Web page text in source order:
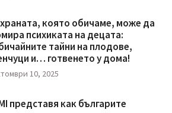
която обичаме, може да
психиката на децата:
тайни на плодове,
и… готвенето у дома!
10, 2025
представя как българите